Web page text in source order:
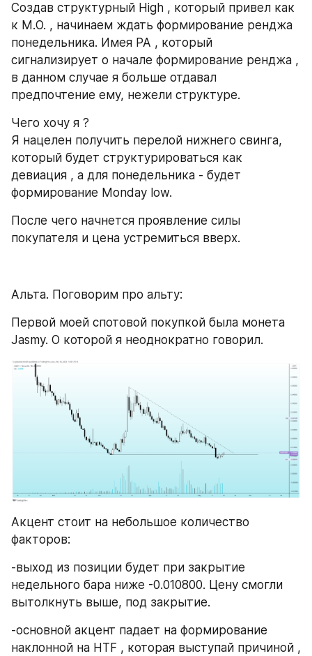
Создав структурный High , который привел как
к M.O. , начинаем ждать формирование ренджа
понедельника. Имея PA , который
сигнализирует о начале формирование ренджа ,
в данном случае я больше отдавал
предпочтение ему, нежели структуре.
Чего хочу я ?
Я нацелен получить перелой нижнего свинга,
который будет структурироваться как
девиация , а для понедельника - будет
формирование Monday low.
После чего начнется проявление силы
покупателя и цена устремиться вверх.
Альта. Поговорим про альту:
Первой моей спотовой покупкой была монета
Jasmy. О которой я неоднократно говорил.
Акцент стоит на небольшое количество
факторов:
-выход из позиции будет при закрытие
недельного бара ниже -0.010800. Цену смогли
вытолкнуть выше, под закрытие.
-основной акцент падает на формирование
наклонной на HTF , которая выступай причиной ,